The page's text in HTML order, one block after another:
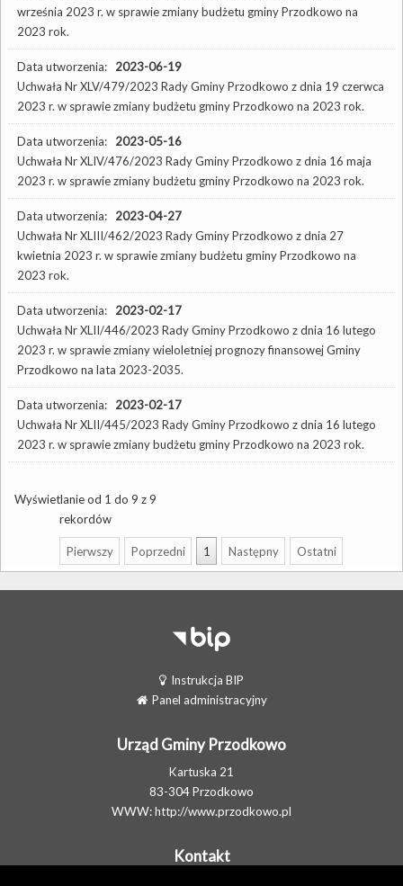
września 2023 r. w sprawie zmiany budżetu gminy Przodkowo na
2023 rok.
Data utworzenia: 2023-06-19
Uchwała Nr XLV/479/2023 Rady Gminy Przodkowo z dnia 19 czerwca
2023 r. w sprawie zmiany budżetu gminy Przodkowo na 2023 rok.
Data utworzenia: 2023-05-16
Uchwała Nr XLIV/476/2023 Rady Gminy Przodkowo z dnia 16 maja
2023 r. w sprawie zmiany budżetu gminy Przodkowo na 2023 rok.
Data utworzenia: 2023-04-27
Uchwała Nr XLIII/462/2023 Rady Gminy Przodkowo z dnia 27
kwietnia 2023 r. w sprawie zmiany budżetu gminy Przodkowo na
2023 rok.
Data utworzenia: 2023-02-17
Uchwała Nr XLII/446/2023 Rady Gminy Przodkowo z dnia 16 lutego
2023 r. w sprawie zmiany wieloletniej prognozy finansowej Gminy
Przodkowo na lata 2023-2035.
Data utworzenia: 2023-02-17
Uchwała Nr XLII/445/2023 Rady Gminy Przodkowo z dnia 16 lutego
2023 r. w sprawie zmiany budżetu gminy Przodkowo na 2023 rok.
Wyświetlanie od 1 do 9 z 9
rekordów
Pierwszy Poprzedni 1 Następny Ostatni
Instrukcja BIP
Panel administracyjny
Urząd Gminy Przodkowo
Kartuska 21
83-304 Przodkowo
WWW:http://www.przodkowo.pl
Kontakt